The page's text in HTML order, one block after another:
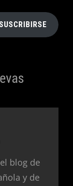
blog de
y de